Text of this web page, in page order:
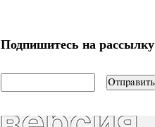
Подпишитесь на рассылку